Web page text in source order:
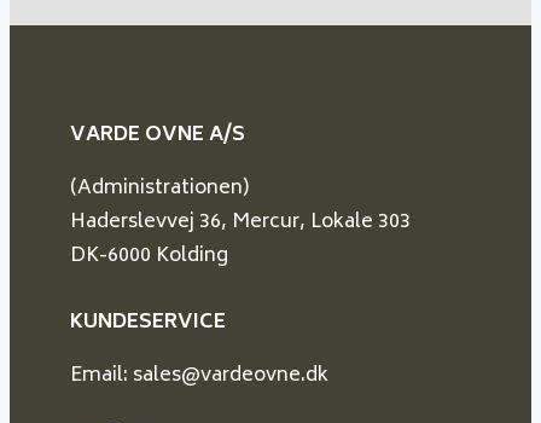
VARDE OVNE A/S
(Administrationen)
Haderslevvej 36, Mercur, Lokale 303
DK-6000 Kolding
KUNDESERVICE
Email: sales@vardeovne.dk